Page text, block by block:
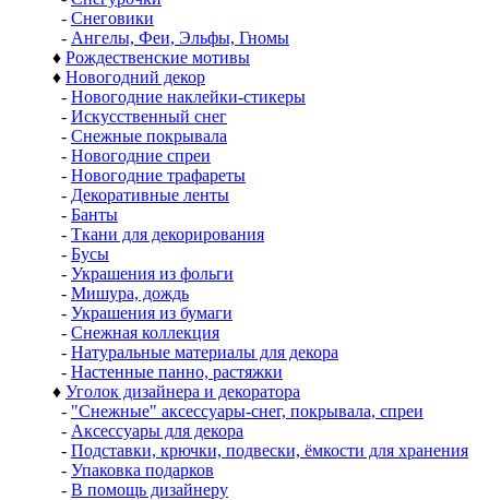
- Снеговики
- Ангелы, Феи, Эльфы, Гномы
♦ Рождественские мотивы
♦ Новогодний декор
- Новогодние наклейки-стикеры
- Искусственный снег
- Снежные покрывала
- Новогодние спреи
- Новогодние трафареты
- Декоративные ленты
- Банты
- Ткани для декорирования
- Бусы
- Украшения из фольги
- Мишура, дождь
- Украшения из бумаги
- Снежная коллекция
- Натуральные материалы для декора
- Настенные панно, растяжки
♦ Уголок дизайнера и декоратора
- "Снежные" аксессуары-снег, покрывала, спреи
- Аксессуары для декора
- Подставки, крючки, подвески, ёмкости для хранения
- Упаковка подарков
- В помощь дизайнеру